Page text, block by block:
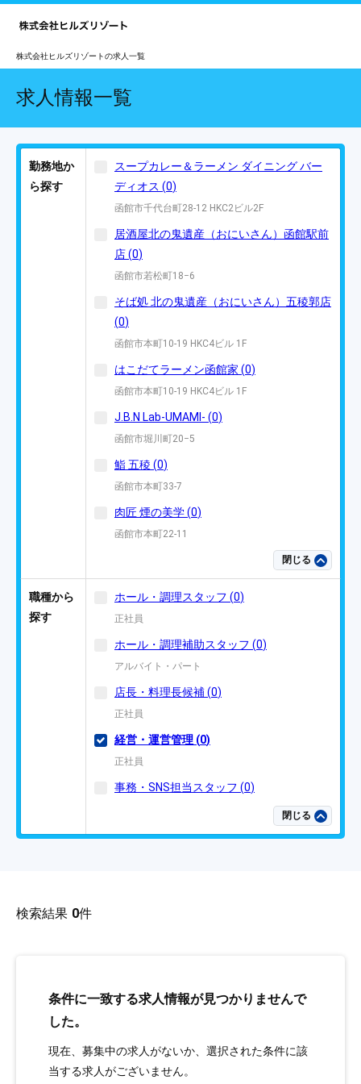
株式会社ヒルズリゾートの求人一覧
求人情報一覧
勤務地か
ら探す
スープカレー＆ラーメン ダイニング バー
ディオス (0)
函館市千代台町28-12 HKC2ビル2F
居酒屋北の鬼遺産（おにいさん）函館駅前
店(0)
函館市若松町18−6
そば処 北の鬼遺産（おにいさん）五稜郭店
(0)
函館市本町10-19 HKC4ビル 1F
はこだてラーメン函館家 (0)
函館市本町10-19 HKC4ビル 1F
J.B.N Lab-UMAMI- (0)
函館市堀川町20−5
鮨 五稜 (0)
函館市本町33-7
肉匠 煙の美学(0)
函館市本町22-11
閉じる
職種から
探す
ホール・調理スタッフ (0)
正社員
ホール・調理補助スタッフ (0)
アルバイト・パート
店長・料理長候補(0)
正社員
経営・運営管理 (0)
正社員
事務・SNS担当スタッフ (0)
閉じる
検索結果 0件
条件に一致する求人情報が見つかりませんで
した。
現在、募集中の求人がないか、選択された条件に該
当する求人がございません。